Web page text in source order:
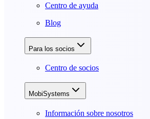
Centro de ayuda
Blog
Para los socios
Centro de socios
MobiSystems
Información sobre nosotros